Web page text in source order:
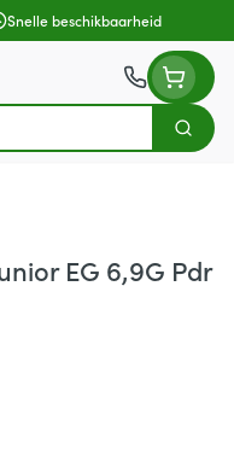
Snelle beschikbaarheid
Zoek
EG 6,9G Pdr